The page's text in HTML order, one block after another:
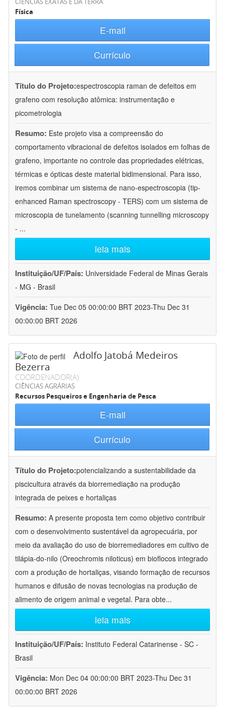
Física
E-mail
Currículo
Título do Projeto:espectroscopia raman de defeitos em
grafeno com resolução atômica: instrumentação e
picometrologia
Resumo: Este projeto visa a compreensão do
comportamento vibracional de defeitos isolados em folhas de
grafeno, importante no controle das propriedades elétricas,
térmicas e ópticas deste material bidimensional. Para isso,
iremos combinar um sistema de nano-espectroscopia (tip-
enhanced Raman spectroscopy - TERS) com um sistema de
microscopia de tunelamento (scanning tunnelling microscopy
- ...
leia mais
Instituição/UF/País: Universidade Federal de Minas Gerais
- MG - Brasil
Vigência: Tue Dec 05 00:00:00 BRT 2023-Thu Dec 31
00:00:00 BRT 2026
Adolfo Jatobá Medeiros
Bezerra
COORDENADOR(A)
CIÊNCIAS AGRÁRIAS
Recursos Pesqueiros e Engenharia de Pesca
E-mail
Currículo
Título do Projeto:potencializando a sustentabilidade da
piscicultura através da biorremediação na produção
integrada de peixes e hortaliças
Resumo: A presente proposta tem como objetivo contribuir
com o desenvolvimento sustentável da agropecuária, por
meio da avaliação do uso de biorremediadores em cultivo de
tilápia-do-nilo (Oreochromis niloticus) em bioflocos integrado
com a produção de hortaliças, visando formação de recursos
humanos e difusão de novas tecnologias na produção de
alimento de origem animal e vegetal. Para obte...
leia mais
Instituição/UF/País: Instituto Federal Catarinense - SC -
Brasil
Vigência: Mon Dec 04 00:00:00 BRT 2023-Thu Dec 31
00:00:00 BRT 2026